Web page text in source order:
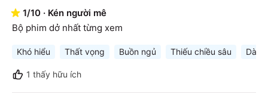
1/10 · Kén người mê
Bộ phim dở nhất từng xem
Khó hiểu Thất vọng Buồn ngủ Thiếu chiều sâu Dài
1 thấy hữu ích